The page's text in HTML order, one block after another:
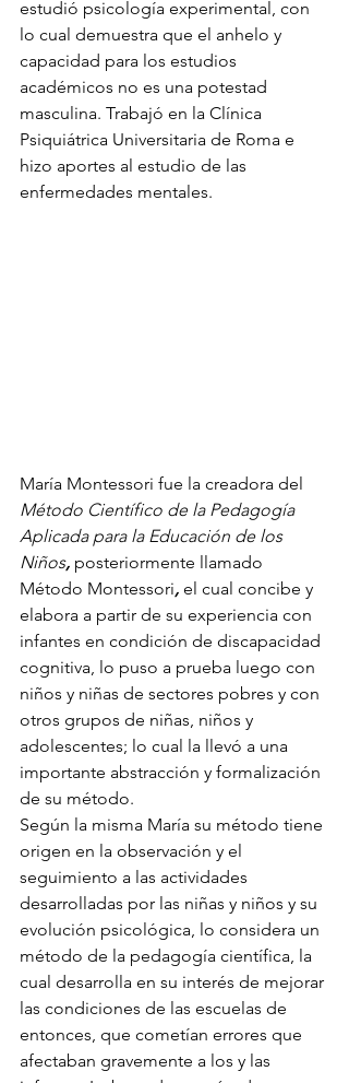
estudió psicología experimental, con
lo cual demuestra que el anhelo y
capacidad para los estudios
académicos no es una potestad
masculina. Trabajó en la Clínica
Psiquiátrica Universitaria de Roma e
hizo aportes al estudio de las
enfermedades mentales.
María Montessori fue la creadora del
Método Científico de la Pedagogía
Aplicada para la Educación de los
Niños, posteriormente llamado
Método Montessori, el cual concibe y
elabora a partir de su experiencia con
infantes en condición de discapacidad
cognitiva, lo puso a prueba luego con
niños y niñas de sectores pobres y con
otros grupos de niñas, niños y
adolescentes; lo cual la llevó a una
importante abstracción y formalización
de su método.
Según la misma María su método tiene
origen en la observación y el
seguimiento a las actividades
desarrolladas por las niñas y niños y su
evolución psicológica, lo considera un
método de la pedagogía científica, la
cual desarrolla en su interés de mejorar
las condiciones de las escuelas de
entonces, que cometían errores que
afectaban gravemente a los y las